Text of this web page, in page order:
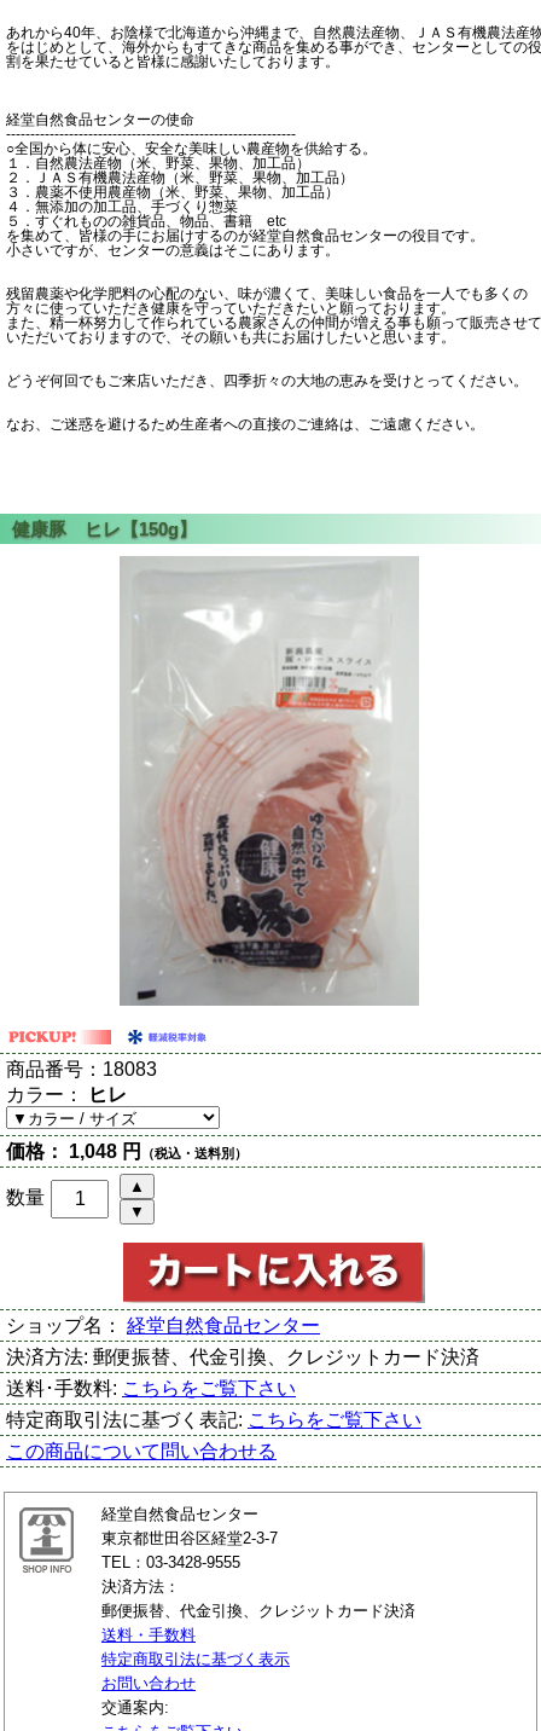
あれから40年、お陰様で北海道から沖縄まで、自然農法産物、ＪＡＳ有機農法産
をはじめとして、海外からもすてきな商品を集める事ができ、センターとしての役
割を果たせていると皆様に感謝いたしております。
経堂自然食品センターの使命
------------------------------------------------------------
○全国から体に安心、安全な美味しい農産物を供給する。
１．自然農法産物（米、野菜、果物、加工品）
２．ＪＡＳ有機農法産物（米、野菜、果物、加工品）
３．農薬不使用農産物（米、野菜、果物、加工品）
４．無添加の加工品、手づくり惣菜
５．すぐれものの雑貨品、物品、書籍 etc
を集めて、皆様の手にお届けするのが経堂自然食品センターの役目です。
小さいですが、センターの意義はそこにあります。
残留農薬や化学肥料の心配のない、味が濃くて、美味しい食品を一人でも多くの
方々に使っていただき健康を守っていただきたいと願っております。
また、精一杯努力して作られている農家さんの仲間が増える事も願って販売させて
いただいておりますので、その願いも共にお届けしたいと思います。
どうぞ何回でもご来店いただき、四季折々の大地の恵みを受けとってください。
なお、ご迷惑を避けるため生産者への直接のご連絡は、ご遠慮ください。
商品番号： 18083
カラー： ヒレ
価格： 1,048 円 （税込・送料別）
数量
ショップ名： 経堂自然食品センター
決済方法: 郵便振替、代金引換、クレジットカード決済
送料･手数料: こちらをご覧下さい
特定商取引法に基づく表記: こちらをご覧下さい
この商品について問い合わせる
経堂自然食品センター
東京都世田谷区経堂2-3-7
TEL：03-3428-9555
決済方法：
郵便振替、代金引換、クレジットカード決済
送料・手数料
特定商取引法に基づく表示
お問い合わせ
交通案内: